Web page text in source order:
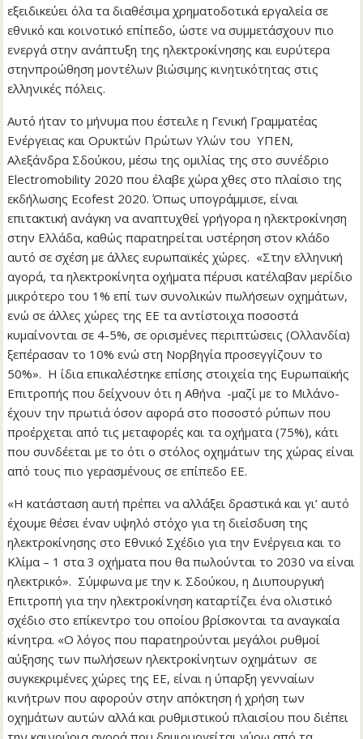
εξειδικεύει όλα τα διαθέσιμα χρηματοδοτικά εργαλεία σε
εθνικό και κοινοτικό επίπεδο, ώστε να συμμετάσχουν πιο
ενεργά στην ανάπτυξη της ηλεκτροκίνησης και ευρύτερα
στηνπροώθηση μοντέλων βιώσιμης κινητικότητας στις
ελληνικές πόλεις.
Αυτό ήταν το μήνυμα που έστειλε η Γενική Γραμματέας
Ενέργειας και Ορυκτών Πρώτων Υλών του ΥΠΕΝ,
Αλεξάνδρα Σδούκου, μέσω της ομιλίας της στο συνέδριο
Electromobility 2020 που έλαβε χώρα χθες στο πλαίσιο της
εκδήλωσης Ecofest 2020. Όπως υπογράμμισε, είναι
επιτακτική ανάγκη να αναπτυχθεί γρήγορα η ηλεκτροκίνηση
στην Ελλάδα, καθώς παρατηρείται υστέρηση στον κλάδο
αυτό σε σχέση με άλλες ευρωπαϊκές χώρες. «Στην ελληνική
αγορά, τα ηλεκτροκίνητα οχήματα πέρυσι κατέλαβαν μερίδιο
μικρότερο του 1% επί των συνολικών πωλήσεων οχημάτων,
ενώ σε άλλες χώρες της ΕΕ τα αντίστοιχα ποσοστά
κυμαίνονται σε 4-5%, σε ορισμένες περιπτώσεις (Ολλανδία)
ξεπέρασαν το 10% ενώ στη Νορβηγία προσεγγίζουν το
50%». Η ίδια επικαλέστηκε επίσης στοιχεία της Ευρωπαϊκής
Επιτροπής που δείχνουν ότι η Αθήνα -μαζί με το Μιλάνο-
έχουν την πρωτιά όσον αφορά στο ποσοστό ρύπων που
προέρχεται από τις μεταφορές και τα οχήματα (75%), κάτι
που συνδέεται με το ότι ο στόλος οχημάτων της χώρας είναι
από τους πιο γερασμένους σε επίπεδο ΕΕ.
«Η κατάσταση αυτή πρέπει να αλλάξει δραστικά και γι’ αυτό
έχουμε θέσει έναν υψηλό στόχο για τη διείσδυση της
ηλεκτροκίνησης στο Εθνικό Σχέδιο για την Ενέργεια και το
Κλίμα – 1 στα 3 οχήματα που θα πωλούνται το 2030 να είναι
ηλεκτρικό». Σύμφωνα με την κ. Σδούκου, η Διυπουργική
Επιτροπή για την ηλεκτροκίνηση καταρτίζει ένα ολιστικό
σχέδιο στο επίκεντρο του οποίου βρίσκονται τα αναγκαία
κίνητρα. «Ο λόγος που παρατηρούνται μεγάλοι ρυθμοί
αύξησης των πωλήσεων ηλεκτροκίνητων οχημάτων σε
συγκεκριμένες χώρες της ΕΕ, είναι η ύπαρξη γενναίων
κινήτρων που αφορούν στην απόκτηση ή χρήση των
οχημάτων αυτών αλλά και ρυθμιστικού πλαισίου που διέπει